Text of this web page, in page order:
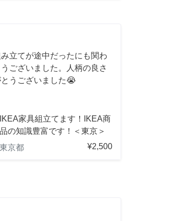
立てが途中だったにも関わ
ございました。人柄の良さ
うございました😭
IKEA家具組立てます！IKEA商
品の知識豊富です！＜東京＞
東京都
¥2,500